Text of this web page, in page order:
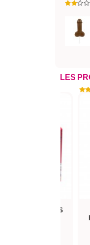
LES
STRESS STRESS